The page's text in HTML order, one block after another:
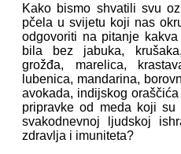
Kako bismo shvatili svu
pčela u svijetu koji nas
odgovoriti na pitanje
bila bez jabuka,
grožđa, marelica,
lubenica, mandarina,
avokada, indijskog
pripravke od meda koji
svakodnevnoj ljudskoj
zdravlja i imuniteta?